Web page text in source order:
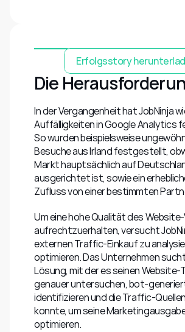
Erfolgsstory
Die
In der Vergangenheit hat JobNinja
Auffälligkeiten in Google Analytics
So wurden beispielsweise
Besuche aus Irland festgestellt,
Markt hauptsächlich auf
ausgerichtet ist, sowie ein
Zufluss von einer bestimmten
Um eine hohe Qualität des
aufrechtzuerhalten, versucht
externen Traffic-Einkauf zu
optimieren. Das Unternehmen
Lösung, mit der es seinen
genauer untersuchen, bot-
identifizieren und die Traffic-
konnte, um seine
optimieren.